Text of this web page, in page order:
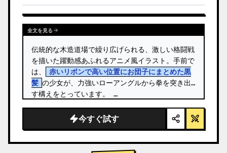
全文を見る
伝統的な木造道場で繰り広げられる、激しい格闘戦
を描いた躍動感あふれるアニメ風イラスト。手前で
は、
赤いリボンで高い位置にお団子にまとめた黒
髪 の少女が、力強いローアングルから拳を突き出
す構えをとっています。 …
今すぐ試す